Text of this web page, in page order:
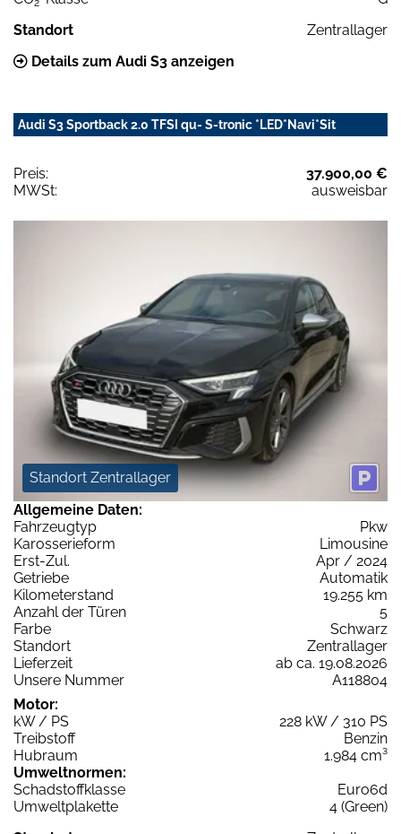
Standort
Zentrallager
Details zum Audi S3 anzeigen
Audi S3 Sportback 2.0 TFSI qu- S-tronic *LED*Navi*Sit
Preis:
37.900,00 €
MWSt:
ausweisbar
Standort Zentrallager
Allgemeine Daten:
Fahrzeugtyp
Pkw
Karosserieform
Limousine
Erst-Zul.
Apr / 2024
Getriebe
Automatik
Kilometerstand
19.255 km
Anzahl der Türen
5
Farbe
Schwarz
Standort
Zentrallager
Lieferzeit
ab ca. 19.08.2026
Unsere Nummer
A118804
Motor:
kW / PS
228 kW / 310 PS
Treibstoff
Benzin
Hubraum
1.984 cm³
Umweltnormen:
Schadstoffklasse
Euro6d
Umweltplakette
4 (Green)